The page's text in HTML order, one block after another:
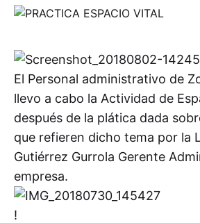
El Personal administrativo de
llevo a cabo la Actividad de
después de la plática dada
que refieren dicho tema por la
Gutiérrez Gurrola Gerente
empresa.
!